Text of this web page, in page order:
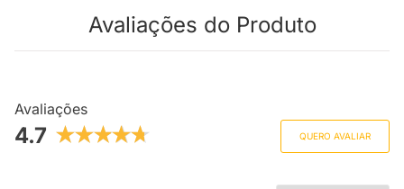
Avaliações do Produto
Avaliações
4.7 QUERO AVALIAR